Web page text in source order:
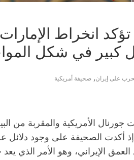
انخراط
كبير في شكل
على إيران, صحيفة أمريكية
الأمريكية والمقربة من
الصحيفة على وجود دلائل
الإيراني، وهو الأمر الذي